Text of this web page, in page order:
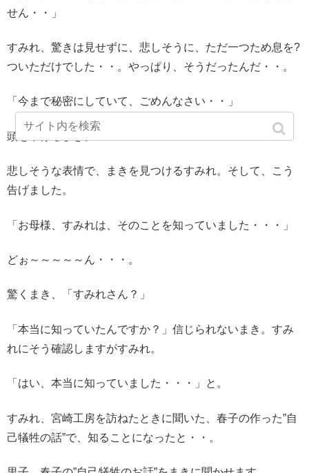
せん・・」
すみれ、驚きは見せずに、悲しそうに、ただ一つため息を?
ついただけでした・・。やっぱり、そうだったんだ・・。
「今まで秘密にしていて、ごめんなさい・・」
頭を下げるまき。
悲しそうな表情で、まきを見つけるすみれ。そして、こう
告げました。
「お母様、すみれは、そのことを知っていました・・・」
どぉ～～～～～ん・・・。
驚くまき、「すみれさん？」
「本当に知っていたんですか？」信じられないまき。すみ
れにそう確認しますがすみれ。
「はい、本当に知っていました・・・」と。
すみれ、宮崎工房を訪ねたときに聞いた、春子の作った”自
己犠牲の話”で、知ることになったと・・。